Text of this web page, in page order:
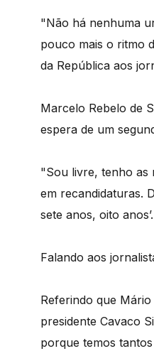
"Não há nenhuma
pouco mais o ritmo
da República aos
Marcelo Rebelo de
espera de um
"Sou livre, tenho as
em recandidaturas.
sete anos, oito
Falando aos
Referindo que
presidente Cavaco
porque temos